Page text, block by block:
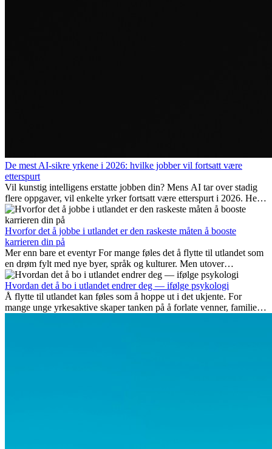
De mest AI-sikre yrkene i 2026: hvilke jobber vil fortsatt være
etterspurt
Vil kunstig intelligens erstatte jobben din? Mens AI tar over stadig
flere oppgaver, vil enkelte yrker fortsatt være etterspurt i 2026. Her
ser vi på hvilke jobber som er mest fremtidssikre, hvilke ferdigheter
som blir viktige, og hvorfor mange av disse jobbene også gir
internasjonale muligheter.
Hvorfor det å jobbe i utlandet er den raskeste måten å booste
karrieren din på
Mer enn bare et eventyr For mange føles det å flytte til utlandet som
en drøm fylt med nye byer, språk og kulturer. Men utover
spenningen ved...
Hvordan det å bo i utlandet endrer deg — ifølge psykologi
Å flytte til utlandet kan føles som å hoppe ut i det ukjente. For
mange unge yrkesaktive skaper tanken på å forlate venner, familie